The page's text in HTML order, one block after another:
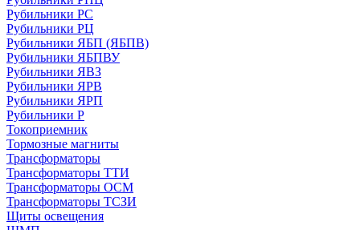
Рубильники РС
Рубильники РЦ
Рубильники ЯБП (ЯБПВ)
Рубильники ЯБПВУ
Рубильники ЯВЗ
Рубильники ЯРВ
Рубильники ЯРП
Рубильники Р
Токоприемник
Тормозные магниты
Трансформаторы
Трансформаторы ТТИ
Трансформаторы ОСМ
Трансформаторы ТСЗИ
Щиты освещения